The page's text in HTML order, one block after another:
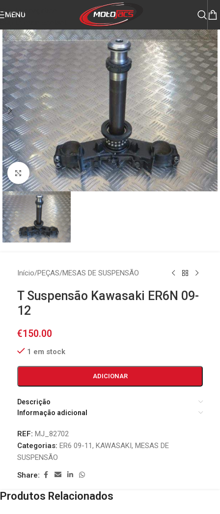
Skip to navigation
MENU
Click to enlarge
Início/PEÇAS/MESAS DE SUSPENSÃO
T Suspensão Kawasaki ER6N 09-
12
€150.00
1 em stock
ADICIONAR
Descrição
Informação adicional
REF: MJ_82702
Categorias: ER6 09-11, KAWASAKI, MESAS DE
SUSPENSÃO
Share:
Produtos Relacionados